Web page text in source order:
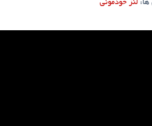
لنز خودمونی